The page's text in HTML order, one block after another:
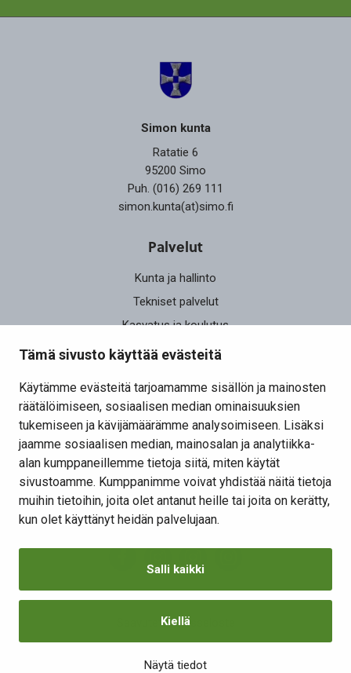
Tämä sivusto käyttää evästeitä
Käytämme evästeitä tarjoamamme sisällön ja mainosten
räätälöimiseen, sosiaalisen median ominaisuuksien
tukemiseen ja kävijämäärämme analysoimiseen. Lisäksi
jaamme sosiaalisen median, mainosalan ja analytiikka-
alan kumppaneillemme tietoja siitä, miten käytät
sivustoamme. Kumppanimme voivat yhdistää näitä tietoja
muihin tietoihin, joita olet antanut heille tai joita on kerätty,
kun olet käyttänyt heidän palvelujaan.
Salli kaikki
Kiellä
Näytä tiedot
Simon kunta
Ratatie 6
95200 Simo
Puh. (016) 269 111
simon.kunta(at)simo.fi
Palvelut
Kunta ja hallinto
Tekniset palvelut
Kasvatus ja koulutus
Elinvoima
Osallistu ja vaikuta
Kansalaisaloite
Lomakkeet
Tietosuojaseloste
Saavutettavuusseloste